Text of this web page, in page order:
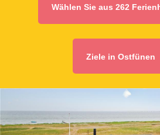
Wählen Sie aus 262
Ziele in Ostfünen